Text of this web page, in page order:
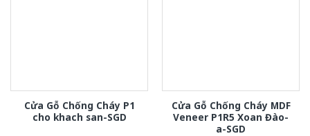
Cửa Gỗ Chống Cháy P1
cho khach san-SGD
Cửa Gỗ Chống Cháy MDF
Veneer P1R5 Xoan Đào-
a-SGD